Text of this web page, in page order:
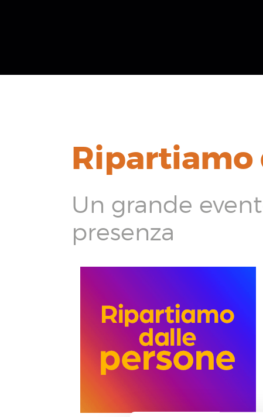
Ripartiamo
Un grande
presenza